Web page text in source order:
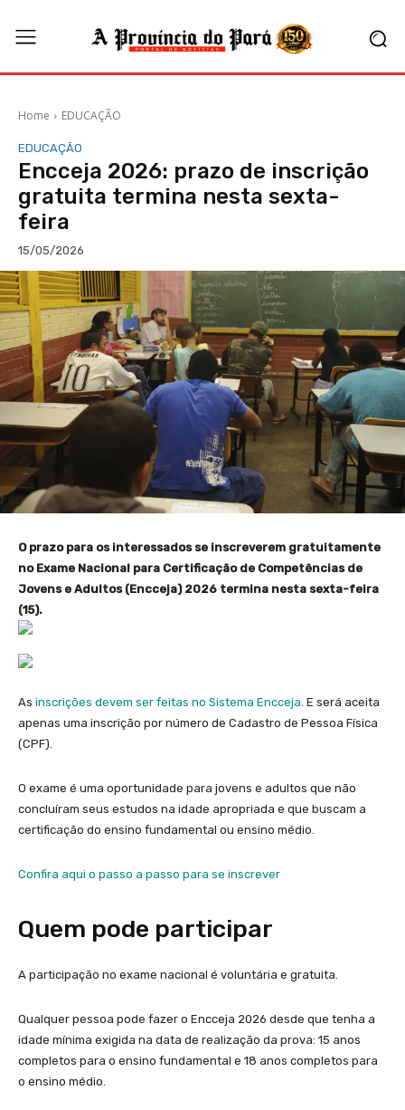
Home EDUCAÇÃO
EDUCAÇÃO
Encceja 2026: prazo de inscrição
gratuita termina nesta sexta-
feira
15/05/2026
O prazo para os interessados se inscreverem gratuitamente
no Exame Nacional para Certificação de Competências de
Jovens e Adultos (Encceja) 2026 termina nesta sexta-feira
(15).
As inscrições devem ser feitas no Sistema Encceja . E será aceita
apenas uma inscrição por número de Cadastro de Pessoa Física
(CPF).
O exame é uma oportunidade para jovens e adultos que não
concluíram seus estudos na idade apropriada e que buscam a
certificação do ensino fundamental ou ensino médio.
Confira aqui o passo a passo para se inscrever
Quem pode participar
A participação no exame nacional é voluntária e gratuita.
Qualquer pessoa pode fazer o Encceja 2026 desde que tenha a
idade mínima exigida na data de realização da prova: 15 anos
completos para o ensino fundamental e 18 anos completos para
o ensino médio.